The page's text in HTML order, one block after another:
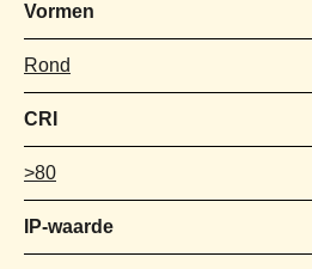
Vormen
Rond
CRI
>80
IP-waarde